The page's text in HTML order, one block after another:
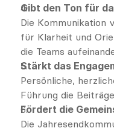
Gibt den Ton für
Die Kommunikation
für Klarheit und
die Teams
Stärkt das
Persönliche,
Führung die
Fördert die
Die